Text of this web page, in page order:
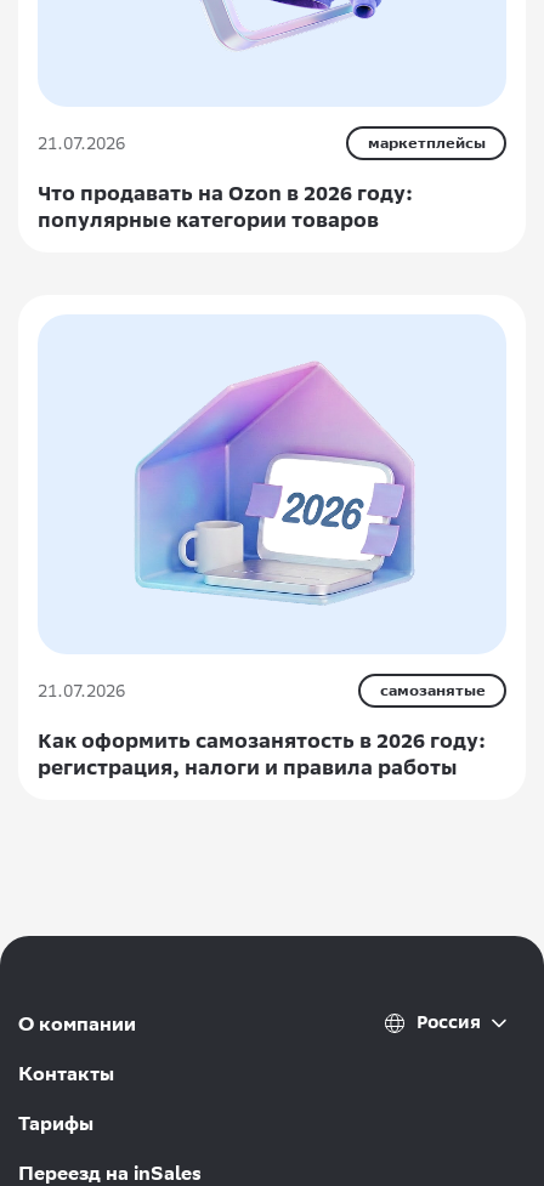
21.07.2026 маркетплейсы
Что продавать на Ozon в 2026 году:
популярные категории товаров
21.07.2026 самозанятые
Как оформить самозанятость в 2026 году:
регистрация, налоги и правила работы
О компании
Контакты
Тарифы
Переезд на inSales
Россия